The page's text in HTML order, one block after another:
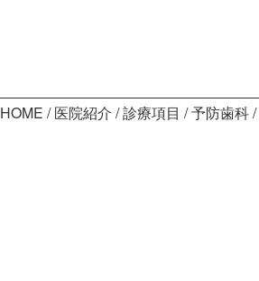
HOME 医院紹介 診療項目 予防歯科